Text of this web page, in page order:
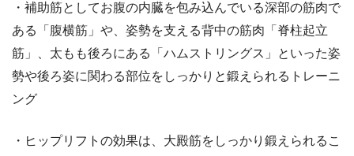
・補助筋としてお腹の内臓を包み込んでいる深部の筋肉で
ある「腹横筋」や、姿勢を支える背中の筋肉「脊柱起立
筋」、太もも後ろにある「ハムストリングス」といった姿
勢や後ろ姿に関わる部位をしっかりと鍛えられるトレーニ
ング
・ヒップリフトの効果は、大殿筋をしっかり鍛えられるこ